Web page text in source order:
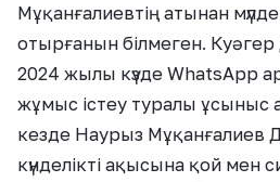
Мұқанғалиевтің атынан
отырғанын білмеген.
2024 жылы күзде WhatsApp
жұмыс істеу туралы ұсыныс
кезде Наурыз Мұқанғалиев
күнделікті ақысына қой мен